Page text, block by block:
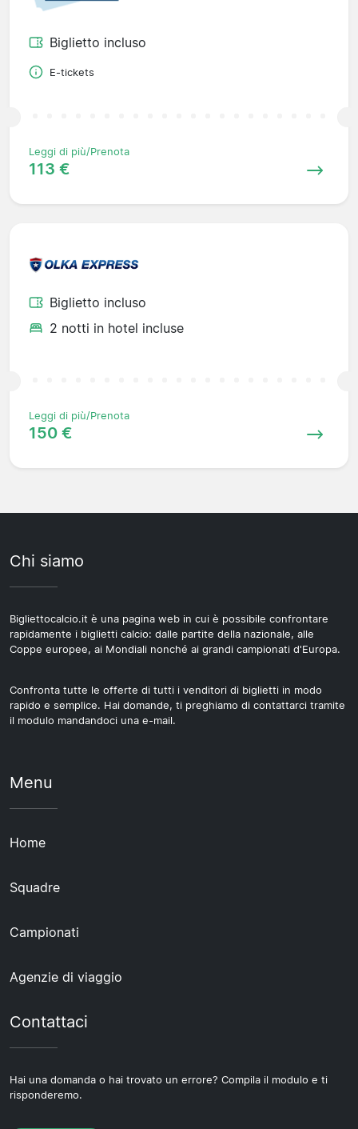
Biglietto incluso
E-tickets
Leggi di più/Prenota
113 €
Biglietto incluso
2 notti in hotel incluse
Leggi di più/Prenota
150 €
Chi siamo
Bigliettocalcio.it è una pagina web in cui è possibile confrontare
rapidamente i biglietti calcio: dalle partite della nazionale, alle
Coppe europee, ai Mondiali nonché ai grandi campionati d'Europa.
Confronta tutte le offerte di tutti i venditori di biglietti in modo
rapido e semplice. Hai domande, ti preghiamo di contattarci tramite
il modulo mandandoci una e-mail.
Menu
Home
Squadre
Campionati
Agenzie di viaggio
Contattaci
Hai una domanda o hai trovato un errore? Compila il modulo e ti
risponderemo.